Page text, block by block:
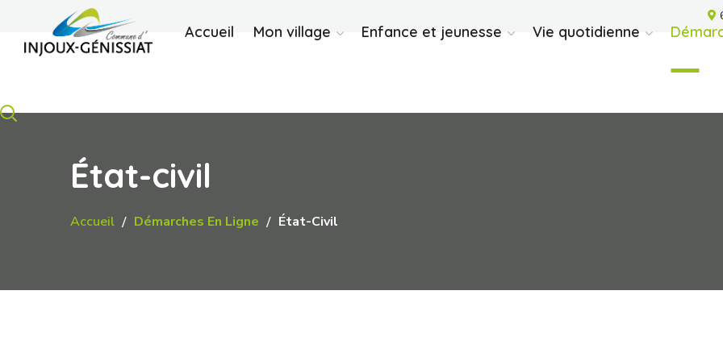
Accueil Mon village Enfance et jeunesse Vie quotidienne
État-civil
Accueil Démarches En Ligne État-Civil